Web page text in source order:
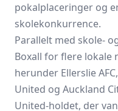
pokalplaceringer og
skolekonkurrence.
Parallelt med skole-
Boxall for flere lokale
herunder Ellerslie
United og Auckland
United-holdet, der